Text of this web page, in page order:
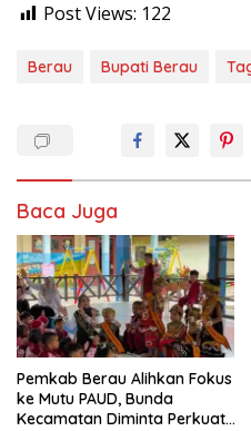
Post Views: 122
Berau Bupati Berau
Baca Juga
Pemkab Berau Alihkan Fokus
ke Mutu PAUD, Bunda
Kecamatan Diminta Perkuat